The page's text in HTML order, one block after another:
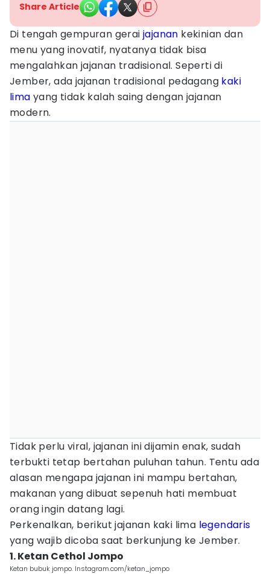
Share Article
Di tengah gempuran gerai jajanan kekinian dan
menu yang inovatif, nyatanya tidak bisa
mengalahkan jajanan tradisional. Seperti di
Jember, ada jajanan tradisional pedagang kaki
lima yang tidak kalah saing dengan jajanan
modern.
Tidak perlu viral, jajanan ini dijamin enak, sudah
terbukti tetap bertahan puluhan tahun. Tentu ada
alasan mengapa jajanan ini mampu bertahan,
makanan yang dibuat sepenuh hati membuat
orang ingin datang lagi.
Perkenalkan, berikut jajanan kaki lima legendaris
yang wajib dicoba saat berkunjung ke Jember.
1. Ketan Cethol Jompo
Ketan bubuk jompo. Instagram.com/ketan_jompo